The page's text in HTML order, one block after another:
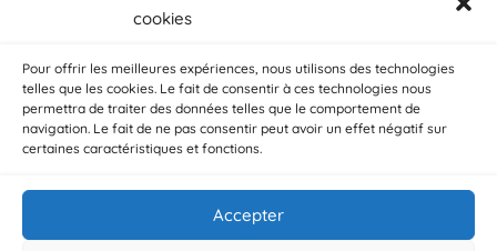
cookies
Pour offrir les meilleures expériences, nous utilisons des technologies
telles que les cookies. Le fait de consentir à ces technologies nous
permettra de traiter des données telles que le comportement de
navigation. Le fait de ne pas consentir peut avoir un effet négatif sur
certaines caractéristiques et fonctions.
Accepter
choisir ma fin vie
© ADMD, Avenue Plasky 144 bte 3 / 1030 Bruxelles /
Belgique